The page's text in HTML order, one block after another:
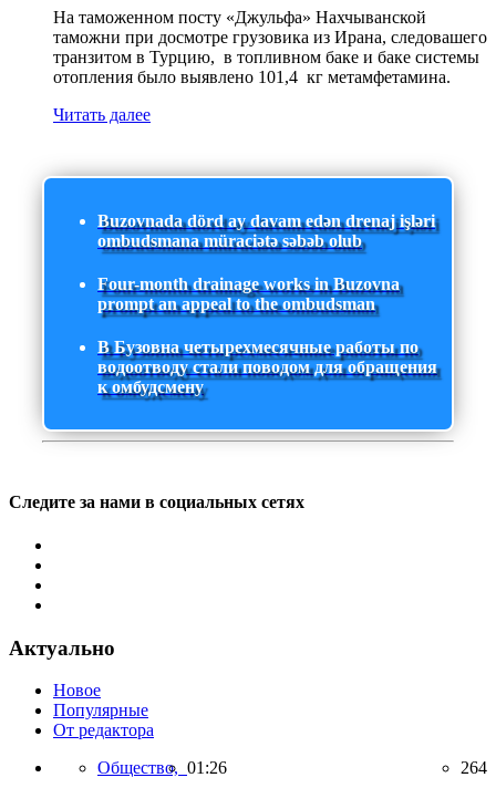
На таможенном посту «Джульфа» Нахчыванской
таможни при досмотре грузовика из Ирана, следовашего
транзитом в Турцию, в топливном баке и баке системы
отопления было выявлено 101,4 кг метамфетамина.
Читать далее
Buzovnada dörd ay davam edən drenaj işləri
ombudsmana müraciətə səbəb olub
Four-month drainage works in Buzovna
prompt an appeal to the ombudsman
В Бузовна четырехмесячные работы по
водоотводу стали поводом для обращения
к омбудсмену
Следите за нами в социальных сетях
Актуально
Новое
Популярные
От редактора
Общество, 01:26 264